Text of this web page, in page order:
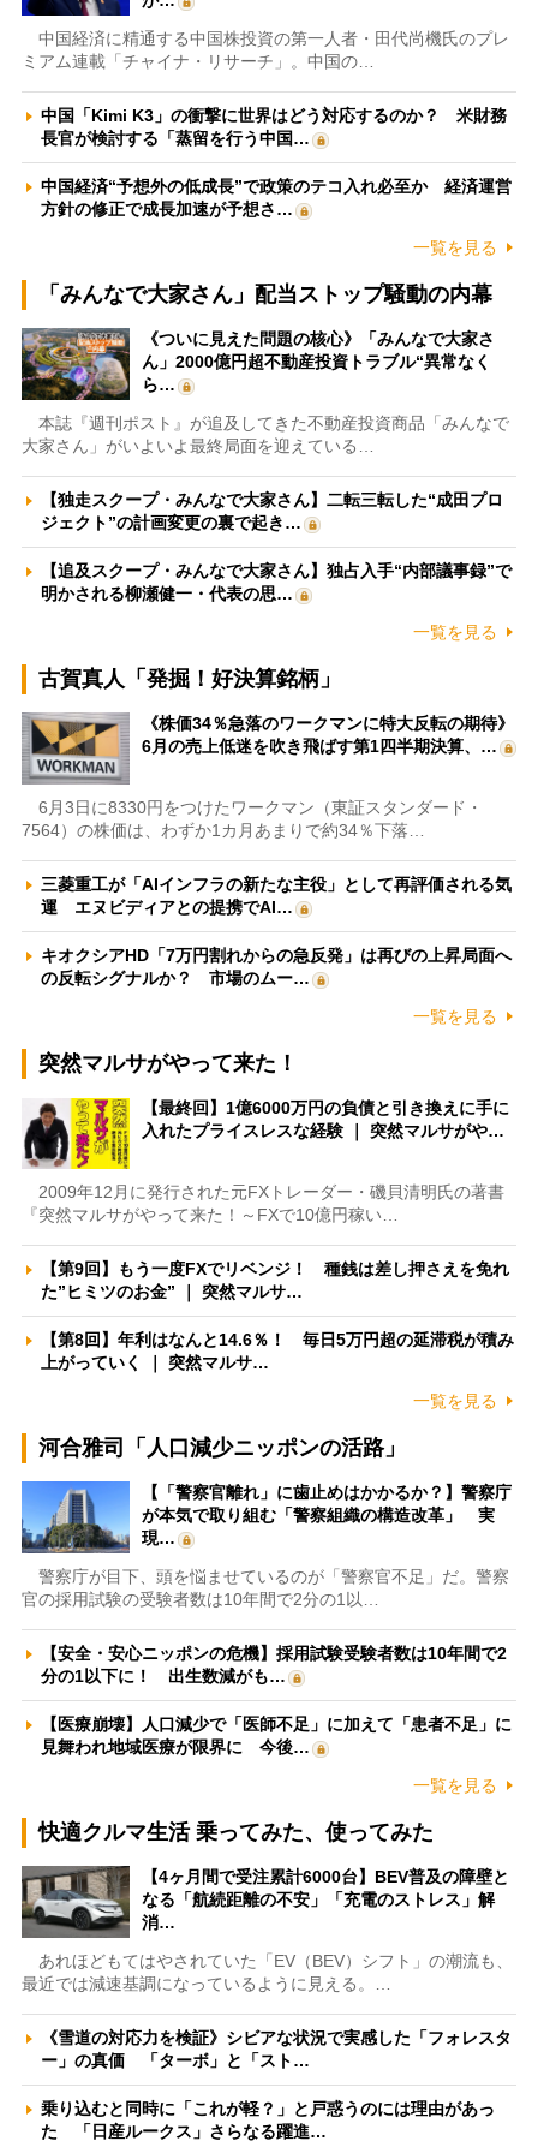
中国経済に精通する中国株投資の第一人者・田代尚機氏のプレ
ミアム連載「チャイナ・リサーチ」。中国の…
中国「Kimi K3」の衝撃に世界はどう対応するのか？ 米財務
長官が検討する「蒸留を行う中国…
中国経済“予想外の低成長”で政策のテコ入れ必至か 経済運営
方針の修正で成長加速が予想さ…
一覧を見る
「みんなで大家さん」配当ストップ騒動の内幕
《ついに見えた問題の核心》「みんなで大家さ
ん」2000億円超不動産投資トラブル“異常なく
ら…
本誌『週刊ポスト』が追及してきた不動産投資商品「みんなで
大家さん」がいよいよ最終局面を迎えている…
【独走スクープ・みんなで大家さん】二転三転した“成田プロ
ジェクト”の計画変更の裏で起き…
【追及スクープ・みんなで大家さん】独占入手“内部議事録”で
明かされる柳瀬健一・代表の思…
一覧を見る
古賀真人「発掘！好決算銘柄」
《株価34％急落のワークマンに特大反転の期待》
6月の売上低迷を吹き飛ばす第1四半期決算、…
6月3日に8330円をつけたワークマン（東証スタンダード・
7564）の株価は、わずか1カ月あまりで約34％下落…
三菱重工が「AIインフラの新たな主役」として再評価される気
運 エヌビディアとの提携でAI…
キオクシアHD「7万円割れからの急反発」は再びの上昇局面へ
の反転シグナルか？ 市場のムー…
一覧を見る
突然マルサがやって来た！
【最終回】1億6000万円の負債と引き換えに手に
入れたプライスレスな経験 ｜ 突然マルサがや…
2009年12月に発行された元FXトレーダー・磯貝清明氏の著書
『突然マルサがやって来た！～FXで10億円稼い…
【第9回】もう一度FXでリベンジ！ 種銭は差し押さえを免れ
た”ヒミツのお金” ｜ 突然マルサ…
【第8回】年利はなんと14.6％！ 毎日5万円超の延滞税が積み
上がっていく ｜ 突然マルサ…
一覧を見る
河合雅司「人口減少ニッポンの活路」
【「警察官離れ」に歯止めはかかるか？】警察庁
が本気で取り組む「警察組織の構造改革」 実
現…
警察庁が目下、頭を悩ませているのが「警察官不足」だ。警察
官の採用試験の受験者数は10年間で2分の1以…
【安全・安心ニッポンの危機】採用試験受験者数は10年間で2
分の1以下に！ 出生数減がも…
【医療崩壊】人口減少で「医師不足」に加えて「患者不足」に
見舞われ地域医療が限界に 今後…
一覧を見る
快適クルマ生活 乗ってみた、使ってみた
【4ヶ月間で受注累計6000台】BEV普及の障壁と
なる「航続距離の不安」「充電のストレス」解
消…
あれほどもてはやされていた「EV（BEV）シフト」の潮流も、
最近では減速基調になっているように見える。…
《雪道の対応力を検証》シビアな状況で実感した「フォレスタ
ー」の真価 「ターボ」と「スト…
乗り込むと同時に「これが軽？」と戸惑うのには理由があっ
た 「日産ルークス」さらなる躍進…